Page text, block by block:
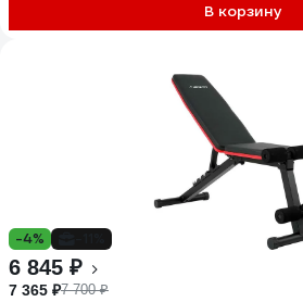
В корзину
-4%
6 845 ₽
7 365 ₽7 700 ₽